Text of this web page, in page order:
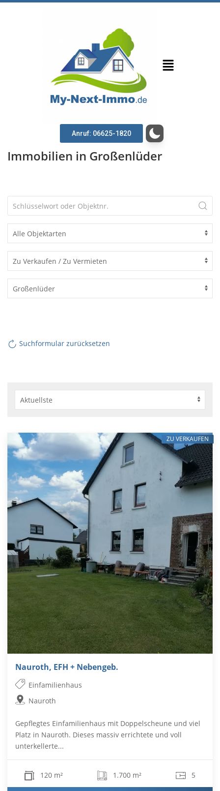
Anruf: 06625-1820
Immobilien in Großenlüder
Suchformular zurücksetzen
Nauroth, EFH + Nebengeb.
Einfamilienhaus
Nauroth
Gepflegtes Einfamilienhaus mit Doppelscheune und viel
Platz in Nauroth. Dieses massiv errichtete und voll
unterkellerte...
120 m² 1.700 m² 5
ZU VERKAUFEN